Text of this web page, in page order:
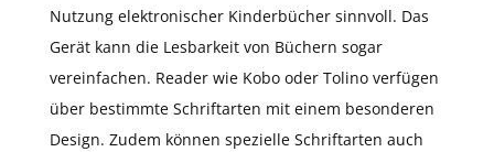
Nutzung elektronischer Kinderbücher sinnvoll. Das
Gerät kann die Lesbarkeit von Büchern sogar
vereinfachen. Reader wie Kobo oder Tolino verfügen
über bestimmte Schriftarten mit einem besonderen
Design. Zudem können spezielle Schriftarten auch